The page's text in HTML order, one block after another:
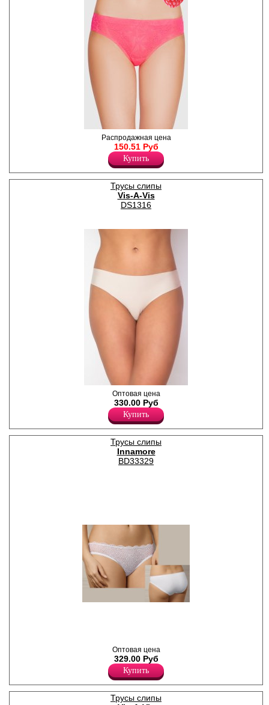
Трусики-слипы из нежного
кружевного микроволокна.
Лайкра 10%
Полиамид 90%
Распродажная цена
150.51 Руб
Купить
Трусы слипы
Vis-A-Vis
DS1316
Трусики-слипы из
полиамидного полотна
нового поколения, с
кружевной задней частью.
Изготовлены по принципу
бесшовной технологии.
Лайкра 10%
Полиамид 90%
Оптовая цена
330.00 Руб
Купить
Трусы слипы
Innamore
BD33329
Оптовая цена
329.00 Руб
Купить
Трусы слипы